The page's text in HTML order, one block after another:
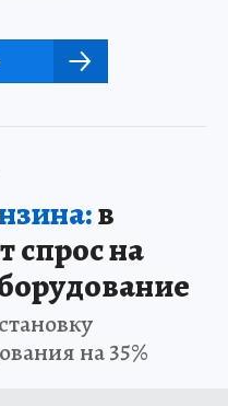
в
спрос на
на 35%